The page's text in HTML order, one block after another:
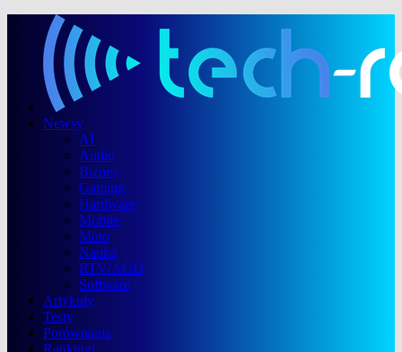
Newsy
AI
Audio
Biznes
Gaming
Hardware
Mobile
Moto
Nauka
RTV/AGD
Software
Artykuły
Testy
Porównania
Rankingi